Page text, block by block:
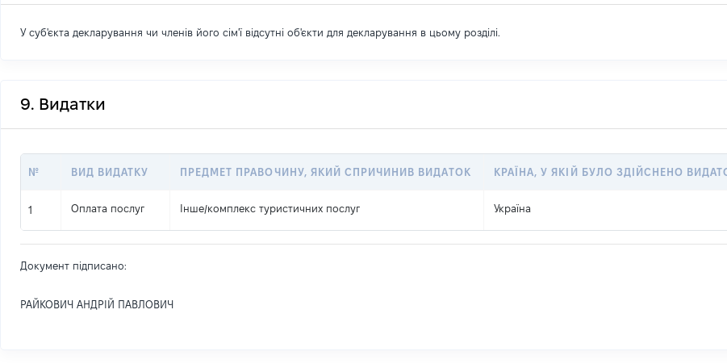
У суб'єкта декларування чи членів його сім'ї відсутні об'єкти для декларування в цьому розділі.
9. Видатки
№ ВИД ВИДАТКУ ПРЕДМЕТ ПРАВОЧИНУ, ЯКИЙ СПРИЧИНИВ ВИДАТОК КРАЇНА, У ЯКІЙ БУЛО ЗДІЙСНЕНО
1 Оплата послуг Інше/комплекс туристичних послуг Україна
Документ підписано:
РАЙКОВИЧ АНДРІЙ ПАВЛОВИЧ